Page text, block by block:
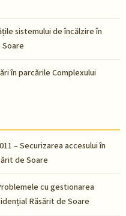
sistemului de încălzire în
în parcările Complexului
– Securizarea accesului în
de Soare
cu gestionarea
Răsărit de Soare